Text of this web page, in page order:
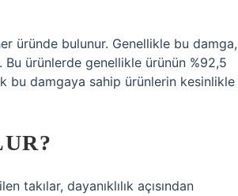
üründe bulunur. Genellikle bu damga,
ürünlerde genellikle ürünün %92,5
bu damgaya sahip ürünlerin kesinlikle
takılar, dayanıklılık açısından